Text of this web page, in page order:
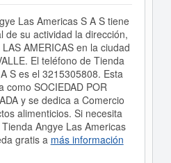
Las Americas S A S tiene
de su actividad la dirección,
AMERICAS en la ciudad
El teléfono de Tienda
S es el 3215305808. Esta
como SOCIEDAD POR
y se dedica a Comercio
alimenticios. Si necesita
Angye Las Americas
gratis a más información